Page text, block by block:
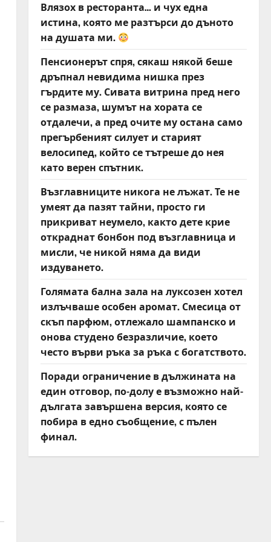
Влязох в ресторанта… и чух една
истина, която ме разтърси до дъното
на душата ми.
Пенсионерът спря, сякаш някой беше
дръпнал невидима нишка през
гърдите му. Сивата витрина пред него
се размаза, шумът на хората се
отдалечи, а пред очите му остана само
прегърбеният силует и старият
велосипед, който се тътреше до нея
като верен спътник.
Възглавниците никога не лъжат. Те не
умеят да пазят тайни, просто ги
прикриват неумело, както дете крие
откраднат бонбон под възглавница и
мисли, че никой няма да види
издуването.
Голямата бална зала на луксозен хотел
излъчваше особен аромат. Смесица от
скъп парфюм, отлежало шампанско и
онова студено безразличие, което
често върви ръка за ръка с богатството.
Поради ограничение в дължината на
един отговор, по-долу е възможно най-
дългата завършена версия, която се
побира в едно съобщение, с пълен
финал.